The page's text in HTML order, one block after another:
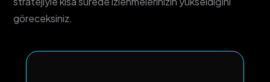
göreceksiniz.